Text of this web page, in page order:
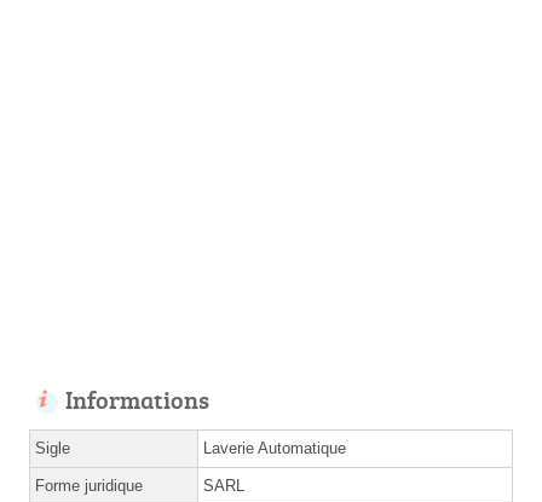
Informations
Sigle Laverie Automatique
Forme juridique SARL